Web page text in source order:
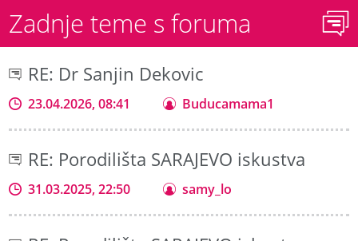
Zadnje teme s foruma
RE: Dr Sanjin Dekovic
23.04.2026, 08:41 Buducamama1
RE: Porodilišta SARAJEVO iskustva
31.03.2025, 22:50 samy_lo